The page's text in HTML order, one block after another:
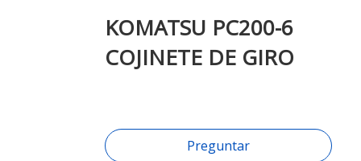
KOMATSU PC200-6
COJINETE DE GIRO
Preguntar